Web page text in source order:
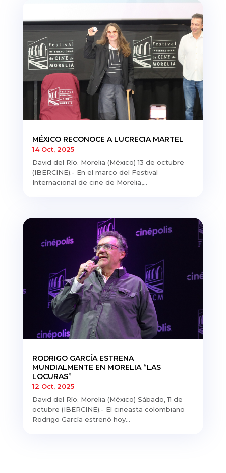
MÉXICO RECONOCE A LUCRECIA MARTEL
14 Oct, 2025
David del Río. Morelia (México) 13 de octubre
(IBERCINE).- En el marco del Festival
Internacional de cine de Morelia,...
RODRIGO GARCÍA ESTRENA
MUNDIALMENTE EN MORELIA “LAS
LOCURAS”
12 Oct, 2025
David del Río. Morelia (México) Sábado, 11 de
octubre (IBERCINE).- El cineasta colombiano
Rodrigo García estrenó hoy...